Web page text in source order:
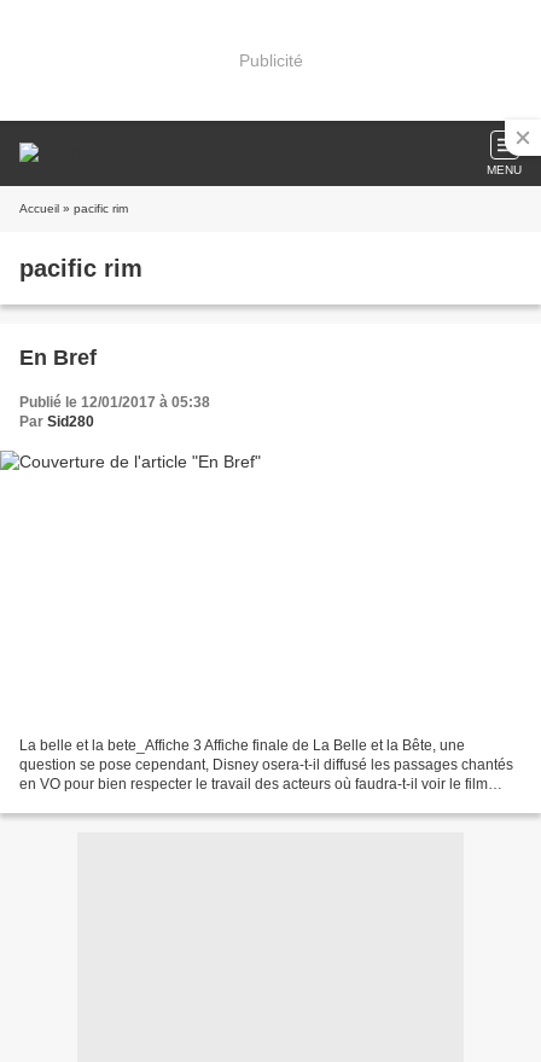
Publicité
MENU
Accueil » pacific rim
pacific rim
En Bref
Publié le 12/01/2017 à 05:38
Par Sid280
La belle et la bete_Affiche 3 Affiche finale de La Belle et la Bête, une
question se pose cependant, Disney osera-t-il diffusé les passages chantés
en VO pour bien respecter le travail des acteurs où faudra-t-il voir le film